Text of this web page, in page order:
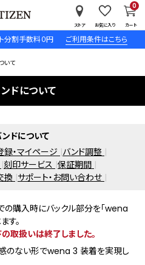
分割手数料０円 ご利用条件はこちら
ストア お気に入り カート
0
いて
ドについて
ドについて
録・マイページ バンド調整
刻印サービス 保証期間
換 サポート・お問い合わせ
の購入時にバックル部分を「wena
す。
取扱いは終了しました。
のない形でwena 3 装着を実現し